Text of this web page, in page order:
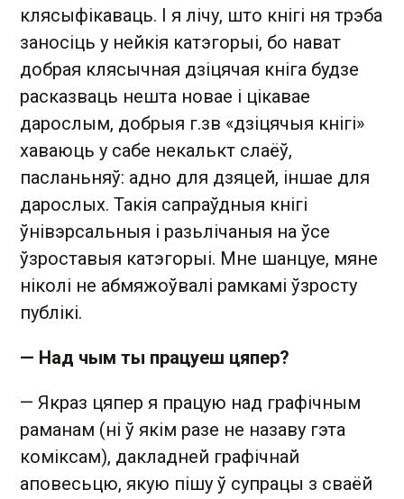
клясыфікаваць. І я лічу, што кнігі ня трэба
заносіць у нейкія катэгорыі, бо нават
добрая клясычная дзіцячая кніга будзе
расказваць нешта новае і цікавае
дарослым, добрыя г.зв «дзіцячыя кнігі»
хаваюць у сабе некалькт слаёў,
пасланьняў: адно для дзяцей, іншае для
дарослых. Такія сапраўдныя кнігі
ўнівэрсальныя і разьлічаныя на ўсе
ўзроставыя катэгорыі. Мне шанцуе, мяне
ніколі не абмяжоўвалі рамкамі ўзросту
публікі.
— Над чым ты працуеш цяпер?
— Якраз цяпер я працую над графічным
раманам (ні ў якім разе не назаву гэта
коміксам), дакладней графічнай
аповесьцю, якую пішу ў супрацы з сваёй